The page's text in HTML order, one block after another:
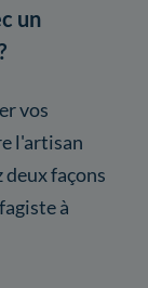
un
vos
l'artisan
deux façons
à